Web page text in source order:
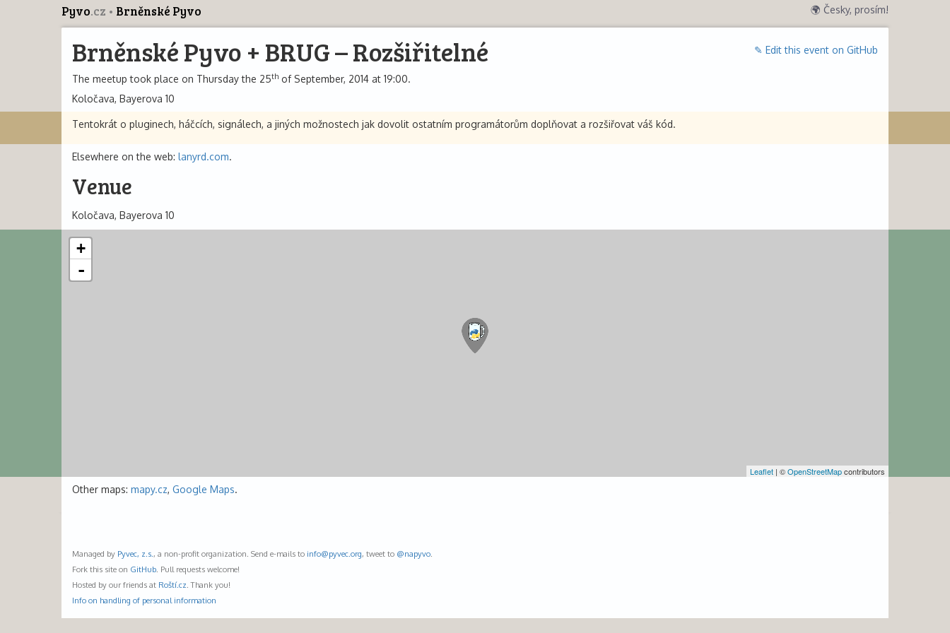
Pyvo.cz Brněnské Pyvo 🌍 Česky, prosím!
✎ Edit this event on GitHub
Brněnské Pyvo + BRUG – Rozšiřitelné
The meetup took place on Thursday the 25th of September, 2014 at 19:00.
Koločava, Bayerova 10
Tentokrát o pluginech, háčcích, signálech, a jiných možnostech jak dovolit ostatním programátorům doplňovat a rozšiřovat váš kód.
Elsewhere on the web: lanyrd.com.
Venue
Koločava, Bayerova 10
+
-
Leaflet | ©OpenStreetMapcontributors
Other maps: mapy.cz, Google Maps.
Managed by Pyvec, z.s. , a non-profit organization. Send e-mails to info@pyvec.org, tweet to @napyvo
Fork this site on GitHub . Pull requests welcome!
Hosted by our friends at Roští.cz . Thank you!
Info on handling of personal information